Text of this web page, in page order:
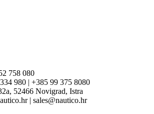
758 080
980 | +385 99 375 8080
52466 Novigrad, Istra
| sales@nautico.hr